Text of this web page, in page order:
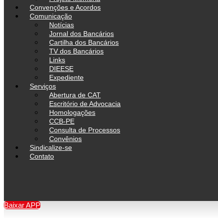
Convenções e Acordos
Comunicação
Notícias
Jornal dos Bancários
Cartilha dos Bancários
TV dos Bancários
Links
DIEESE
Expediente
Serviços
Abertura de CAT
Escritório de Advocacia
Homologações
CCB-PE
Consulta de Processos
Convênios
Sindicalize-se
Contato
Baixar APP